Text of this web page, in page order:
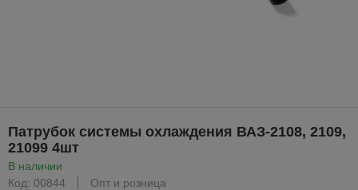
Патрубок системы охлаждения ВАЗ-2108, 2109,
21099 4шт
В наличии
Код: 00844
Опт и розница